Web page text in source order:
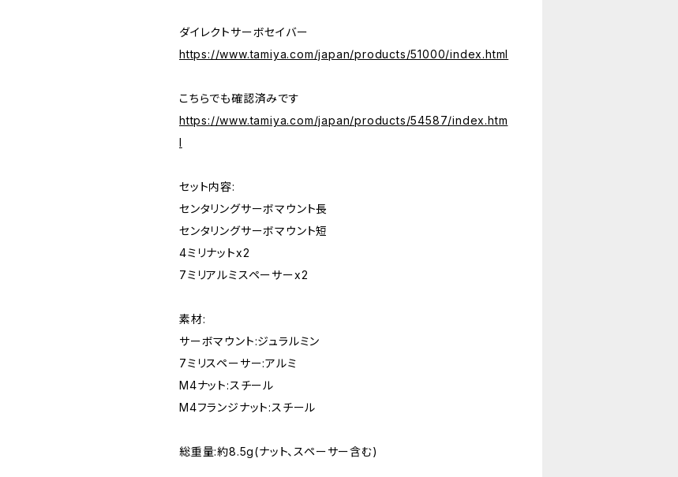
ダイレクトサーボセイバー
https://www.tamiya.com/japan/products/51000/index.html
こちらでも確認済みです
https://www.tamiya.com/japan/products/54587/index.htm
l
セット内容:
センタリングサーボマウント長
センタリングサーボマウント短
4ミリナットx2
7ミリアルミスペーサーx2
素材:
サーボマウント:ジュラルミン
7ミリスペーサー:アルミ
M4ナット:スチール
M4フランジナット:スチール
総重量:約8.5g(ナット、スペーサー含む)